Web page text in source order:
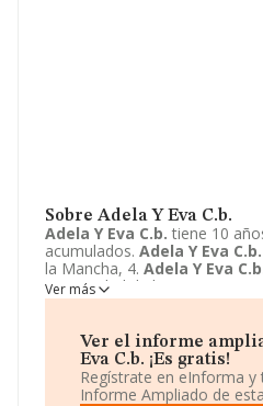
Sobre Adela Y Eva C.b.
Adela Y Eva C.b. tiene 10
acumulados. Adela Y Eva C.b.
la Mancha, 4. Adela Y Eva
Comunidad de bienes.
Ver más
Ver el informe
Eva C.b. ¡Es gratis!
Regístrate en eInforma y
Informe Ampliado de